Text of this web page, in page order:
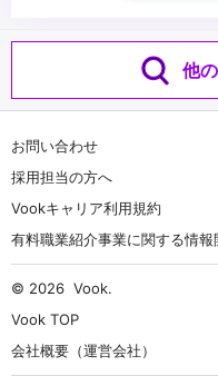
他
お問い合わせ
採用担当の方へ
Vookキャリア利用規約
有料職業紹介事業に関する情報
© 2026 Vook.
Vook TOP
会社概要（運営会社）